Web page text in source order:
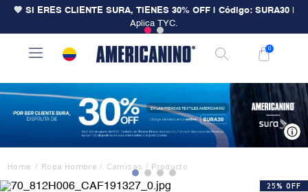
💙 SI ERES CLIENTE SURA, TIENES 30% OFF | Código: SURA30
Aplica TYC.
0
Ropa Hombre Camisas
25% OFF